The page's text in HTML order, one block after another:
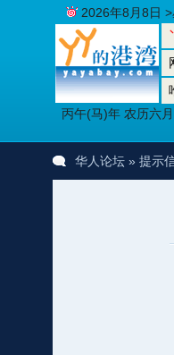
丙午(马)年 农历六
2026年8月8日
华人论坛» 提示